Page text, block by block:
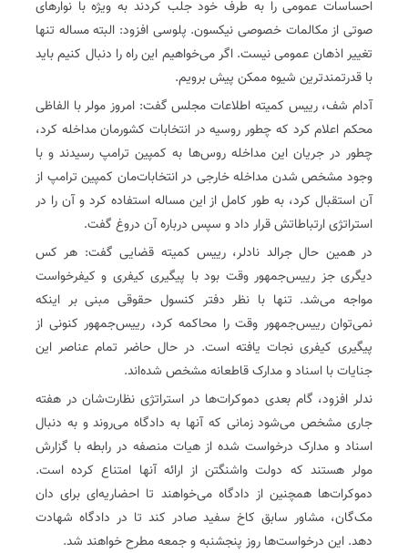
احساسات عمومی را به طرف خود جلب کردند به ویژه با نوارهای
صوتی از مکالمات خصوصی نیکسون. پلوسی افزود: البته مساله تنها
تغییر اذهان عمومی نیست. اگر می‌خواهیم این راه را دنبال کنیم باید
با قدرتمندترین شیوه ممکن پیش برویم.
آدام شف، رییس کمیته اطلاعات مجلس گفت: امروز مولر با الفاظی
محکم اعلام کرد که چطور روسیه در انتخابات کشورمان مداخله کرد،
چطور در جریان این مداخله روس‌ها به کمپین ترامپ رسیدند و با
وجود مشخص شدن مداخله خارجی در انتخابات‌مان کمپین ترامپ از
آن استقبال کرد، به طور کامل از این مساله استفاده کرد و آن را در
استراتژی ارتباطاتش قرار داد و سپس درباره آن دروغ گفت.
در همین حال جرالد نادلر، رییس کمیته قضایی گفت: هر کس
دیگری جز رییس‌جمهور وقت بود با پیگیری کیفری و کیفرخواست
مواجه می‌شد. تنها با نظر دفتر کنسول حقوقی مبنی بر اینکه
نمی‌توان رییس‌جمهور وقت را محاکمه کرد، رییس‌جمهور کنونی از
پیگیری کیفری نجات یافته است. در حال حاضر تمام عناصر این
جنایات با اسناد و مدارک قاطعانه مشخص شده‌اند.
ندلر افزود، گام بعدی دموکرات‌ها در استراتژی نظارت‌شان در هفته
جاری مشخص می‌شود زمانی که آنها به دادگاه می‌روند و به دنبال
اسناد و مدارک درخواست شده از هیات منصفه در رابطه با گزارش
مولر هستند که دولت واشنگتن از ارائه آنها امتناع کرده است.
دموکرات‌ها همچنین از دادگاه می‌خواهند تا احضاریه‌ای برای دان
مک‌گان، مشاور سابق کاخ سفید صادر کند تا در دادگاه شهادت
دهد. این درخواست‌ها روز پنجشنبه و جمعه مطرح خواهند شد.